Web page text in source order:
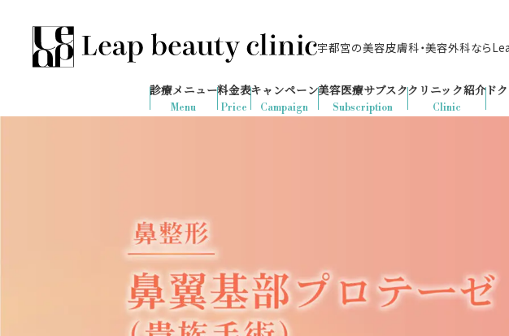
宇都宮の美容皮膚科・美容外科なら
の予約が入りました
診療時間：10:00-19:00
（土日祝日対応）
Menu
診療メニュー
Price
料金表
Campaign
キャンペーン
Subscription
美容医療サブスク
Clinic
クリニック紹介ド